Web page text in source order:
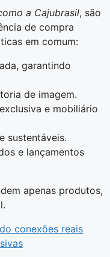
a Cajubrasil, são
de compra
em comum:
garantindo
de imagem.
e mobiliário
sustentáveis.
e lançamentos
apenas produtos,
conexões reais